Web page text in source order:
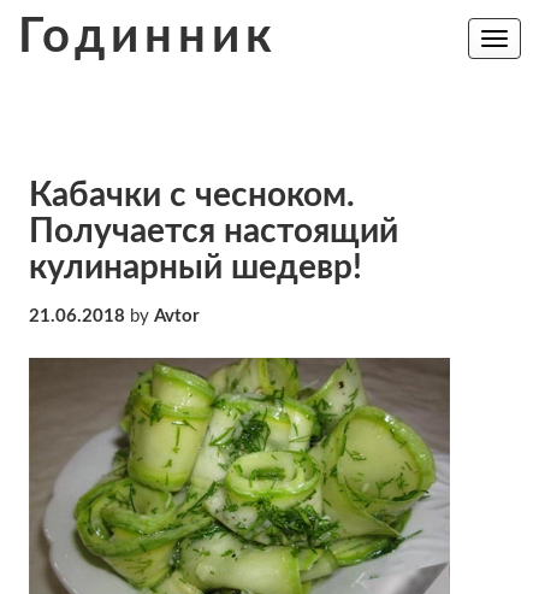
Годинник
Toggle
Кабачки с чесноком.
Получается настоящий
кулинарный шедевр!
21.06.2018 by Avtor